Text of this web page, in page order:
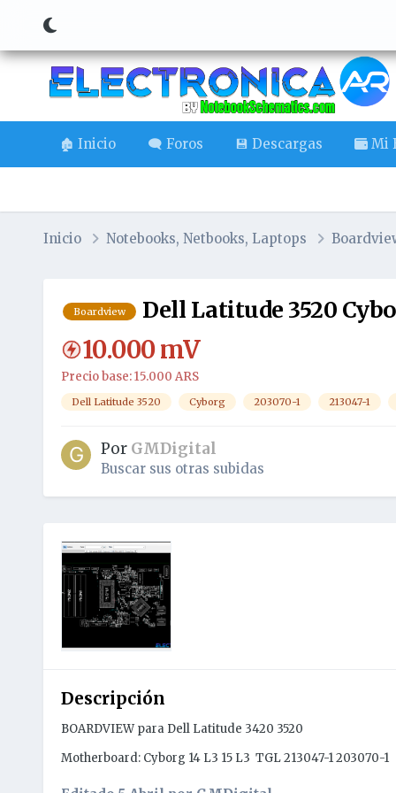
🏚️ Inicio 🗨️ Foros 💾 Descargas Mi
Inicio Notebooks, Netbooks, Laptops
Boardview Dell Latitude 3520
10.000mV
Precio base: 15.000 ARS
Dell Latitude 3520 Cyborg 203070-1 213047-1
Por GMDigital
Buscar sus otras subidas
Descripción
BOARDVIEW para Dell Latitude 3420 3520
Motherboard: Cyborg 14 L3 15 L3 TGL 213047-1 203070-1